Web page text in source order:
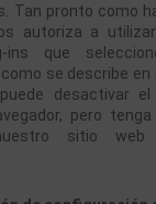
Tan pronto como
autoriza a
ins que
se describe
desactivar
pero
sitio